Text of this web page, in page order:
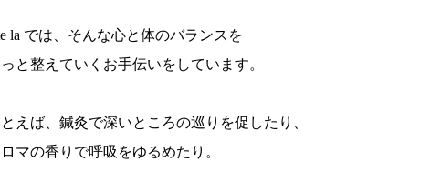
la では、そんな心と体のバランスを
と整えていくお手伝いをしています。
えば、鍼灸で深いところの巡りを促したり、
マの香りで呼吸をゆるめたり。